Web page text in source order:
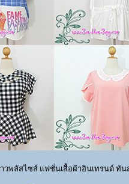
วพลัสไซส์ แฟชั่นเสื้อผ้าอินเทรนด์ ทัน